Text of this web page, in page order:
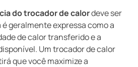
do trocador de calordeve ser
geralmente expressa como a
de calor transferido e a
Um trocador de calor
que você maximize a